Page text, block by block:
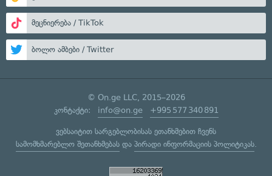
მეცნიერება / TikTok
ბოლო ამბები / Twitter
© On.ge LLC, 2015–2026
კონტაქტი: info@on.ge +995 577 340 891
ვებსაიტით სარგებლობისას ეთანხმებით ჩვენს
სამომხმარებლო შეთანხმებასდა პირადი ინფორმაციის პოლიტიკას.